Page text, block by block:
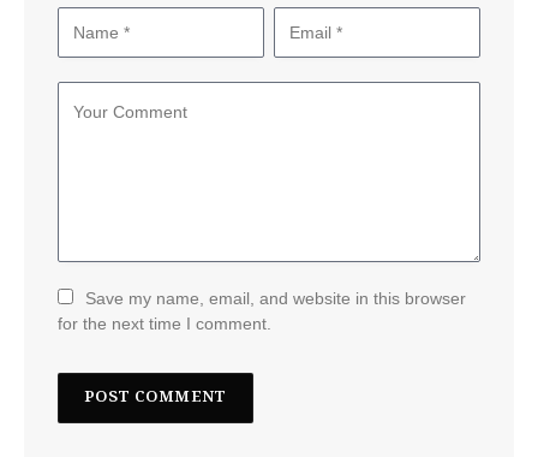
Save my name, email, and website in this browser
for the next time I comment.